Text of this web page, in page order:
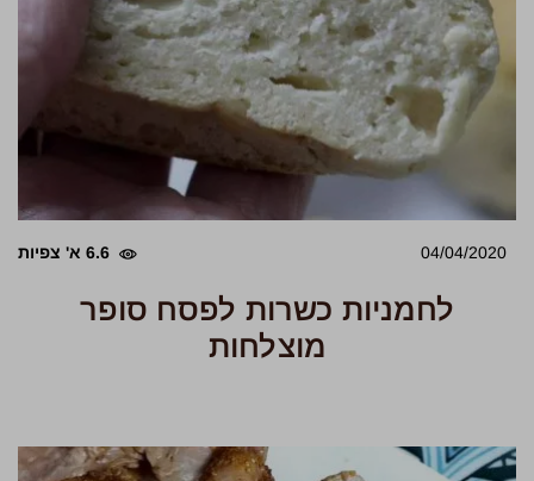
04/04/2020 6.6 א' צפיות
לחמניות כשרות לפסח סופר
מוצלחות